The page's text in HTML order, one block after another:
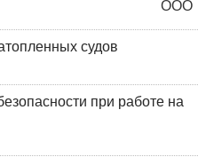
судов
при работе на